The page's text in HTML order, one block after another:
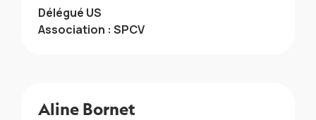
Délégué US
Association : SPCV
Aline Bornet